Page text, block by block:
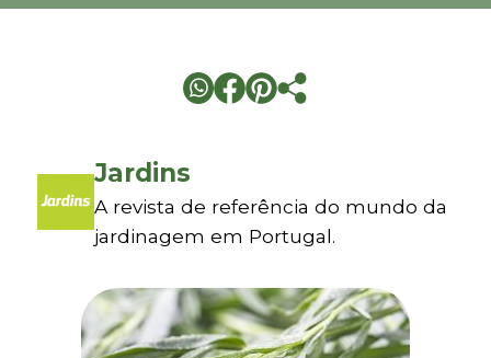
Jardins
A revista de referência do mundo da
jardinagem em Portugal.